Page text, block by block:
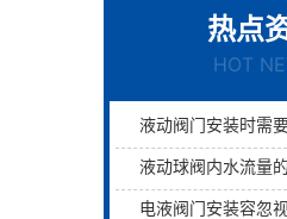
热点
HOT
液动阀门安装时需
液动球阀内水流量
电液阀门安装容忽